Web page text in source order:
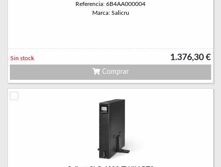
Referencia: 6B4AA000004
Marca: Salicru
1.376,30 €
Sin stock
Comprar